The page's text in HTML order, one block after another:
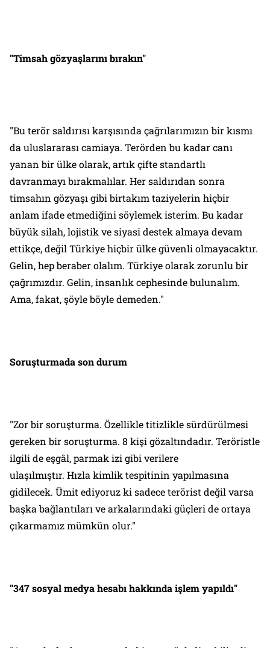
"Timsah gözyaşlarını bırakın"
"Bu terör saldırısı karşısında çağrılarımızın bir kısmı
da uluslararası camiaya. Terörden bu kadar canı
yanan bir ülke olarak, artık çifte standartlı
davranmayı bırakmalılar. Her saldırıdan sonra
timsahın gözyaşı gibi birtakım taziyelerin hiçbir
anlam ifade etmediğini söylemek isterim. Bu kadar
büyük silah, lojistik ve siyasi destek almaya devam
ettikçe, değil Türkiye hiçbir ülke güvenli olmayacaktır.
Gelin, hep beraber olalım. Türkiye olarak zorunlu bir
çağrımızdır. Gelin, insanlık cephesinde bulunalım.
Ama, fakat, şöyle böyle demeden."
Soruşturmada son durum
"Zor bir soruşturma. Özellikle titizlikle sürdürülmesi
gereken bir soruşturma. 8 kişi gözaltındadır. Teröristle
ilgili de eşgâl, parmak izi gibi verilere
ulaşılmıştır. Hızla kimlik tespitinin yapılmasına
gidilecek. Ümit ediyoruz ki sadece terörist değil varsa
başka bağlantıları ve arkalarındaki güçleri de ortaya
çıkarmamız mümkün olur."
"347 sosyal medya hesabı hakkında işlem yapıldı"